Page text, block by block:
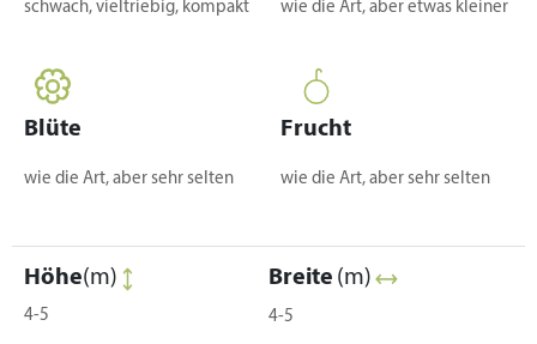
schwach, vieltriebig, kompakt wie die Art, aber etwas kleiner
Blüte
wie die Art, aber sehr selten
Frucht
wie die Art, aber sehr selten
Höhe(m)
4-5
Breite (m)
4-5